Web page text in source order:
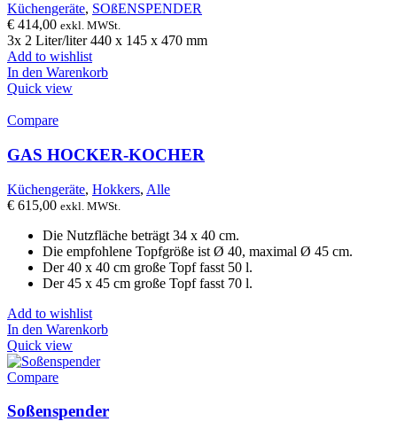
Küchengeräte, SOßENSPENDER
€ 414,00 exkl. MWSt.
3x 2 Liter/liter 440 x 145 x 470 mm
Add to wishlist
In den Warenkorb
Quick view
Compare
GAS HOCKER-KOCHER
Küchengeräte, Hokkers, Alle
€ 615,00 exkl. MWSt.
Die Nutzfläche beträgt 34 ​​x 40 cm.
Die empfohlene Topfgröße ist Ø 40, maximal Ø 45 cm.
Der 40 x 40 cm große Topf fasst 50 l.
Der 45 x 45 cm große Topf fasst 70 l.
Add to wishlist
In den Warenkorb
Quick view
Compare
Soßenspender